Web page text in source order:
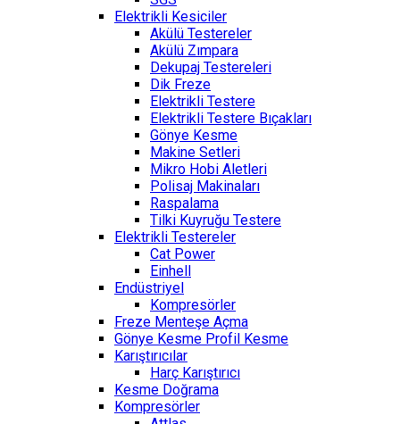
Elektrikli Kesiciler
Akülü Testereler
Akülü Zımpara
Dekupaj Testereleri
Dik Freze
Elektrikli Testere
Elektrikli Testere Bıçakları
Gönye Kesme
Makine Setleri
Mikro Hobi Aletleri
Polisaj Makinaları
Raspalama
Tilki Kuyruğu Testere
Elektrikli Testereler
Cat Power
Einhell
Endüstriyel
Kompresörler
Freze Menteşe Açma
Gönye Kesme Profil Kesme
Karıştırıcılar
Harç Karıştırıcı
Kesme Doğrama
Kompresörler